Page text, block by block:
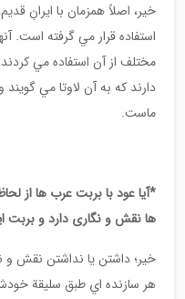
خير، اصلاً همزمان با ايرانِ
استفاده قرار مي گرفته است.
مختلف از آن استفاده مي
دارند كه به آن لاوتا مي گويند
ماست.
*آیا عود با بربت عرب ها از
ها نقش و نگاری دارد و بربت
خير؛ داشتن یا نداشتن نقش و
هر سازنده اي طبق سليقة